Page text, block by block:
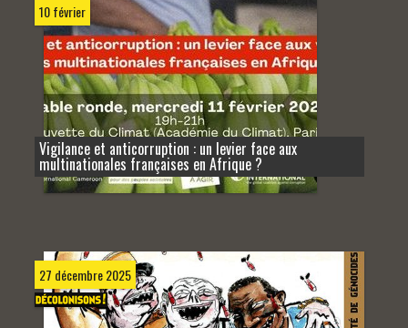
10 février
Vigilance et anticorruption : un levier face aux
multinationales françaises en Afrique ?
27 décembre 2025